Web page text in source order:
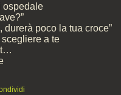
ospedale
durerà poco la tua croce”
a te